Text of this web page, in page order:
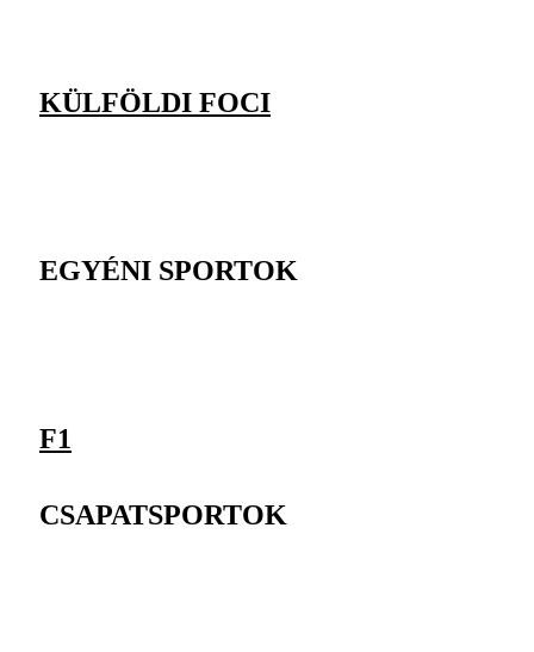
KÜLFÖLDI FOCI
EGYÉNI SPORTOK
F1
CSAPATSPORTOK